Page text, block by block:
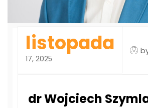
listopada
17, 2025
dr Wojciech